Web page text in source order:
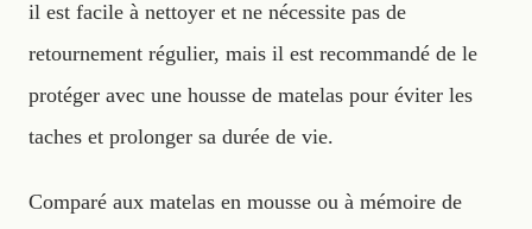
il est facile à nettoyer et ne nécessite pas de
retournement régulier, mais il est recommandé de le
protéger avec une housse de matelas pour éviter les
taches et prolonger sa durée de vie.
Comparé aux matelas en mousse ou à mémoire de